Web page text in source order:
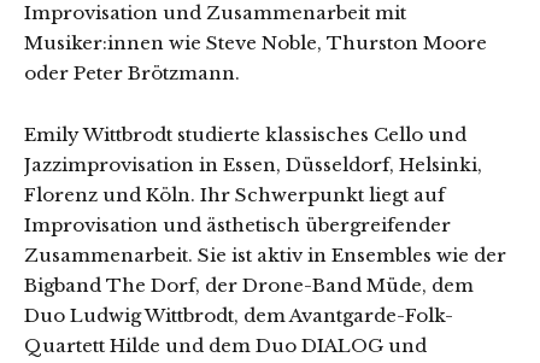
Improvisation und Zusammenarbeit mit
Musiker:innen wie Steve Noble, Thurston Moore
oder Peter Brötzmann.
Emily Wittbrodt studierte klassisches Cello und
Jazzimprovisation in Essen, Düsseldorf, Helsinki,
Florenz und Köln. Ihr Schwerpunkt liegt auf
Improvisation und ästhetisch übergreifender
Zusammenarbeit. Sie ist aktiv in Ensembles wie der
Bigband The Dorf, der Drone-Band Müde, dem
Duo Ludwig Wittbrodt, dem Avantgarde-Folk-
Quartett Hilde und dem Duo DIALOG und